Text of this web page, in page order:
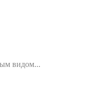
видом...